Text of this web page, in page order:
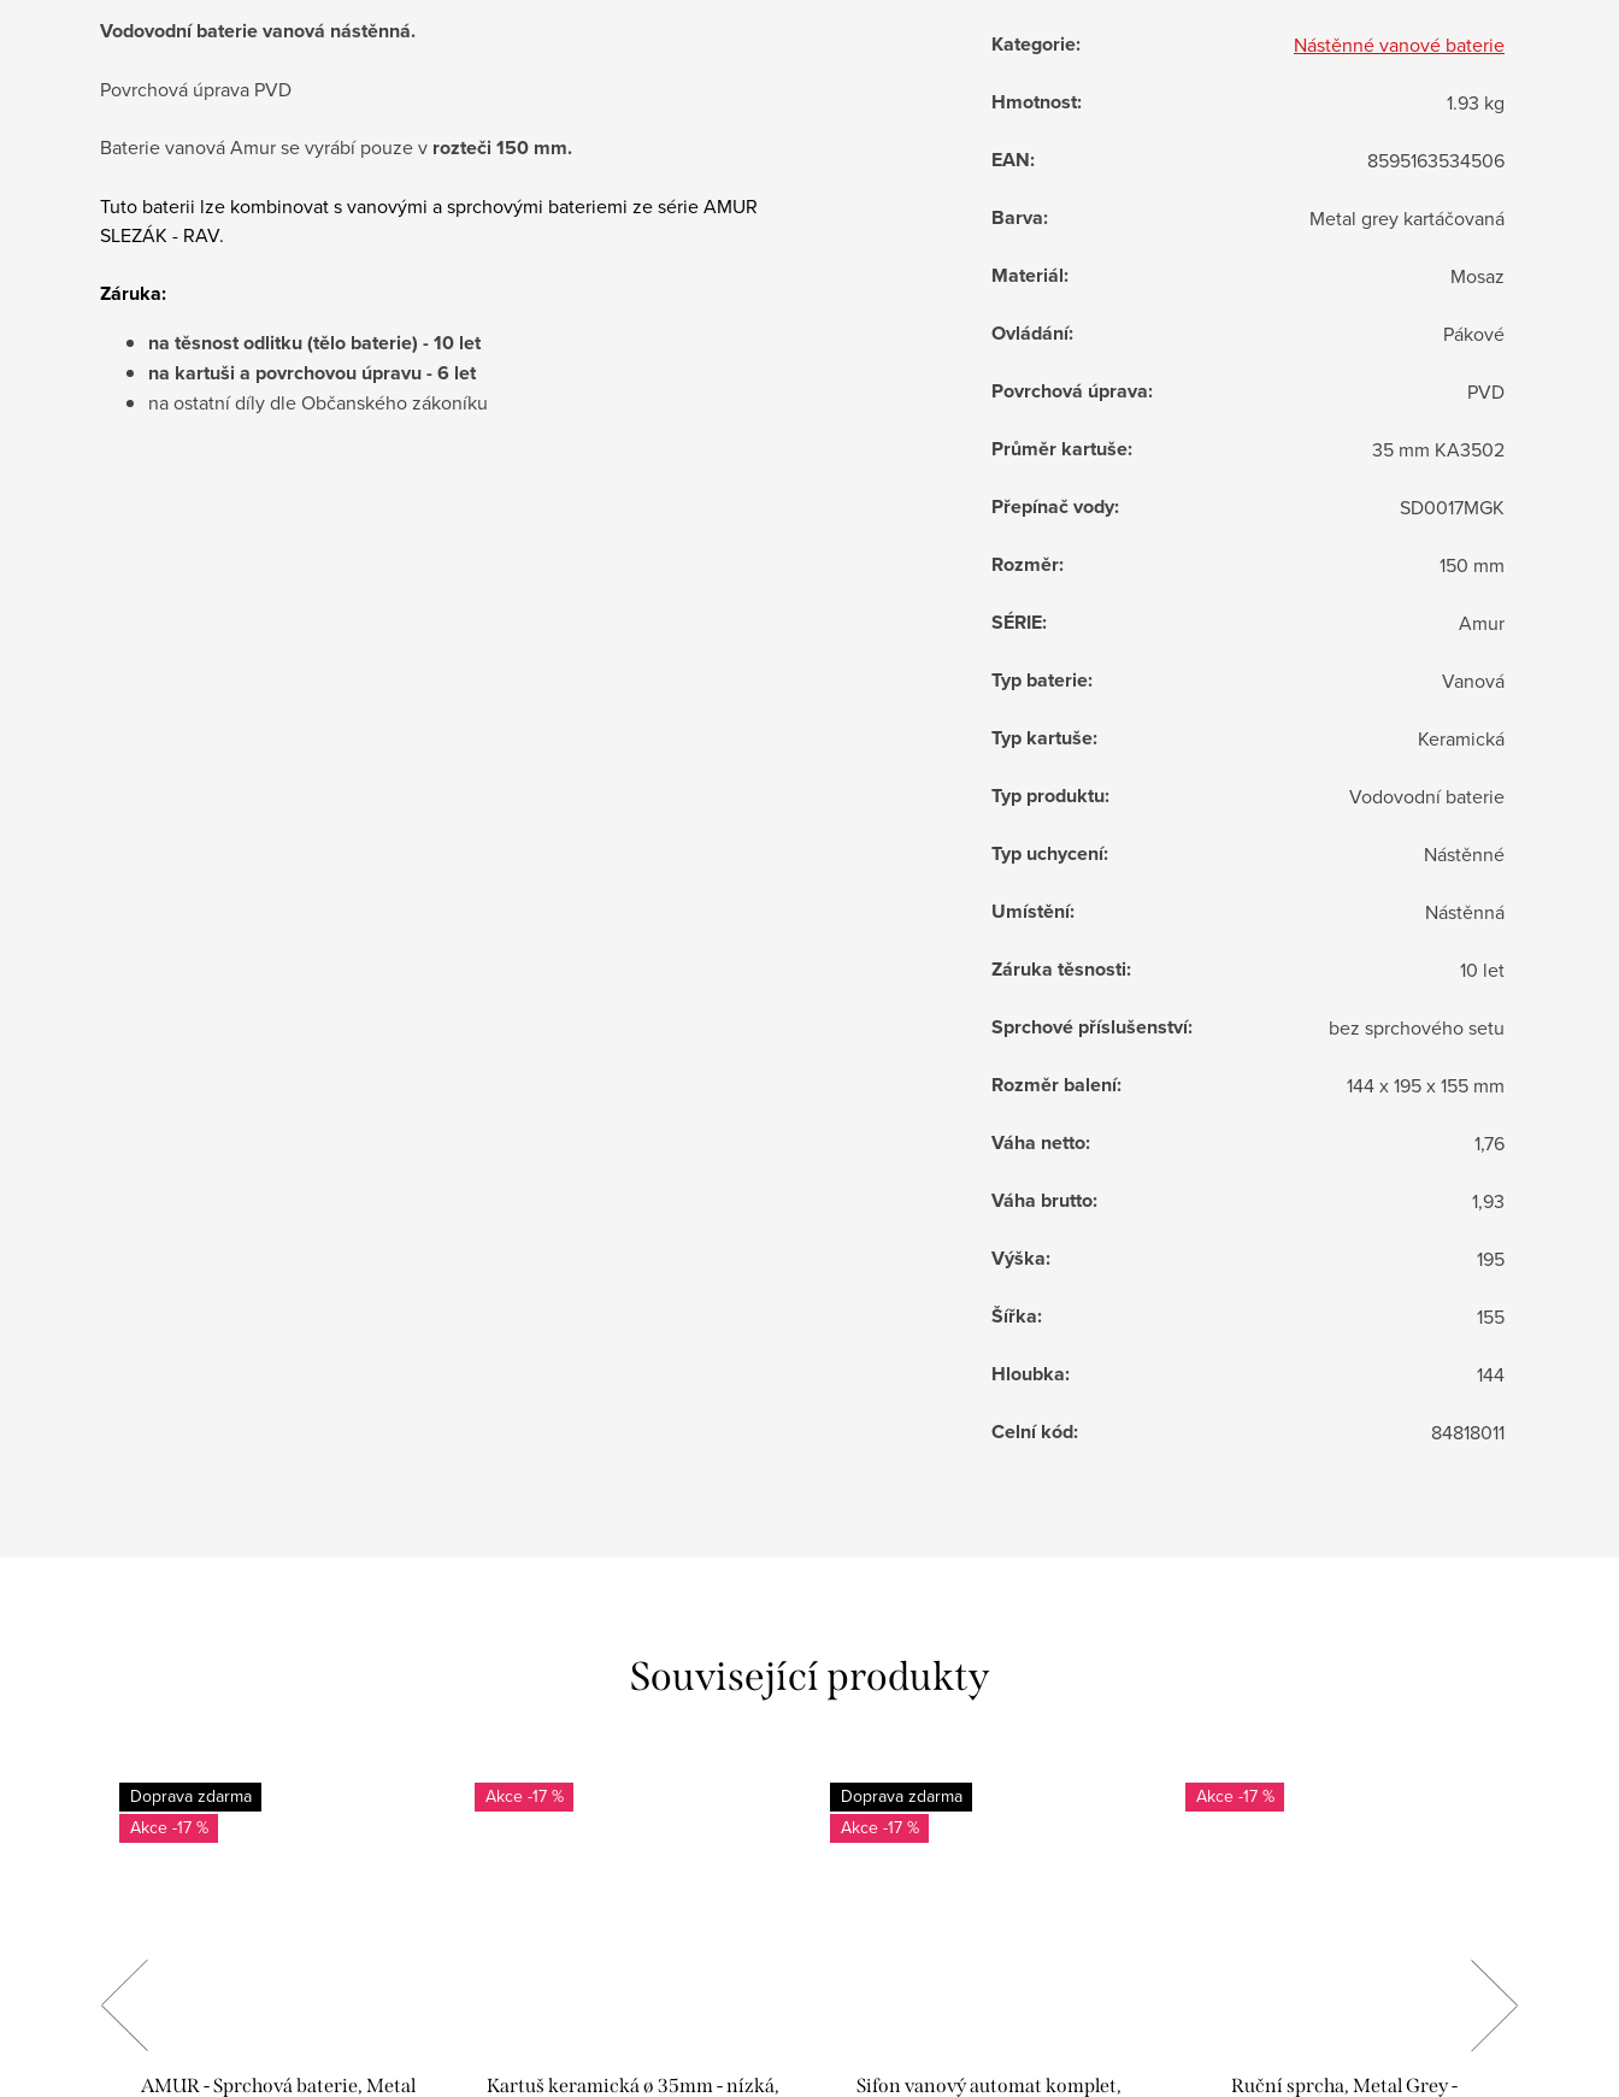
Vodovodní baterie vanová nástěnná.
Povrchová úprava PVD
Baterie vanová Amur se vyrábí pouze v rozteči 150 mm.
Tuto baterii lze kombinovat s vanovými a sprchovými bateriemi ze série AMUR
SLEZÁK - RAV.
Záruka:
na těsnost odlitku (tělo baterie) - 10 let
na kartuši a povrchovou úpravu - 6 let
na ostatní díly dle Občanského zákoníku
Kategorie: Nástěnné vanové baterie
Hmotnost: 1.93 kg
EAN: 8595163534506
Barva: Metal grey kartáčovaná
Materiál: Mosaz
Ovládání: Pákové
Povrchová úprava: PVD
Průměr kartuše: 35 mm KA3502
Přepínač vody: SD0017MGK
Rozměr: 150 mm
SÉRIE: Amur
Typ baterie: Vanová
Typ kartuše: Keramická
Typ produktu: Vodovodní baterie
Typ uchycení: Nástěnné
Umístění: Nástěnná
Záruka těsnosti: 10 let
Sprchové příslušenství: bez sprchového setu
Rozměr balení: 144 x 195 x 155 mm
Váha netto: 1,76
Váha brutto: 1,93
Výška: 195
Šířka: 155
Hloubka: 144
Celní kód: 84818011
Související produkty
Doprava zdarma
-17 %
AMUR - Sprchová baterie, Metal
-17 %
Kartuš keramická ø 35mm - nízká,
Doprava zdarma
-17 %
Sifon vanový automat komplet,
-17 %
Ruční sprcha, Metal Grey -